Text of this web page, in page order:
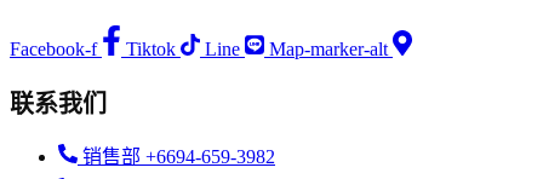
Facebook-f Tiktok Line Map-marker-alt
联系我们
销售部 +6694-659-3982